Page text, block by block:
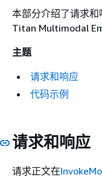
本部分介绍了请求
Titan Multimodal
主题
请求和响应
代码示例
请求和响应
请求正文在